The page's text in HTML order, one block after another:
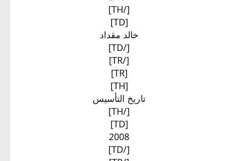
[/TH]
[TD]
خالد مقداد​
[/TD]
[/TR]
[TR]
[TH]
تاريخ التأسيس​
[/TH]
[TD]
2008​
[/TD]